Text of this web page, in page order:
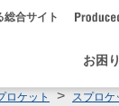
総合サイト
お困
ロケット スプロケ